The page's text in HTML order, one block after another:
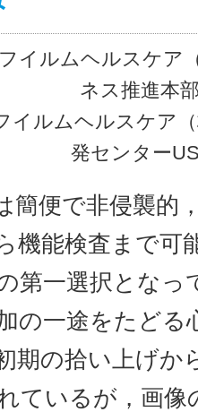
イルムヘルスケア
ネス推進本
ルムヘルスケア
発センター
簡便で非侵襲的
機能検査まで可
第一選択となっ
の一途をたどる
期の拾い上げか
ているが，画像